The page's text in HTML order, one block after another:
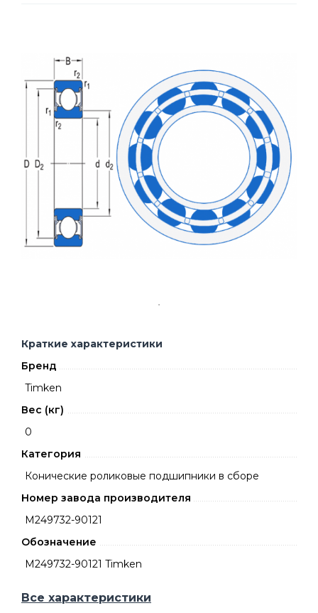
Краткие характеристики
Бренд
Timken
Вес (кг)
0
Категория
Конические роликовые подшипники в сборе
Номер завода производителя
M249732-90121
Обозначение
M249732-90121 Timken
Все характеристики